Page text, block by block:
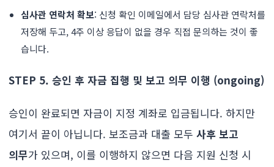
심사관 연락처 확보: 신청 확인 이메일에서 담당 심사관 연락처를
저장해 두고, 4주 이상 응답이 없을 경우 직접 문의하는 것이 좋
습니다.
STEP 5. 승인 후 자금 집행 및 보고 의무 이행 (ongoing)
승인이 완료되면 자금이 지정 계좌로 입금됩니다. 하지만
여기서 끝이 아닙니다. 보조금과 대출 모두 사후 보고
의무가 있으며, 이를 이행하지 않으면 다음 지원 신청 시